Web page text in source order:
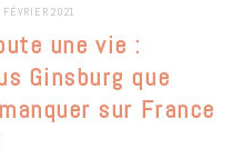
FÉVRIER 2021
une vie :
Ginsburg que
sur France